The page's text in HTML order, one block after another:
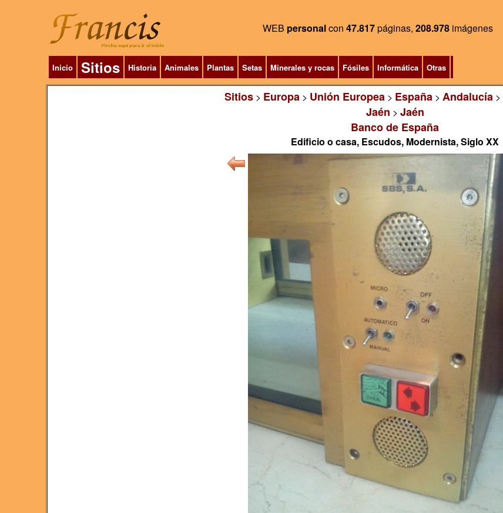
WEB personalcon 47.817páginas, 208.978 imágenes
Inicio Sitios Historia Animales Plantas Setas Minerales y rocas Fósiles Informática Otras
Sitios> Europa> Unión Europea> España> Andalucía>
Jaén > Jaén
Banco de España
Edificio o casa, Escudos, Modernista, Siglo XX